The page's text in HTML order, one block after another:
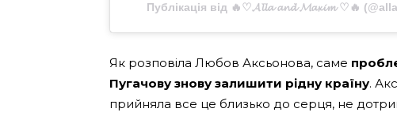
Публікація від 🔥♡𝓐𝓵𝓵𝓪 𝓪𝓷𝓭 𝓜𝓪𝔁𝓲𝓶 ♡🔥
Як розповіла Любов Аксьонова, саме
Пугачову знову залишити рідну країну.
прийняла все це близько до серця, не